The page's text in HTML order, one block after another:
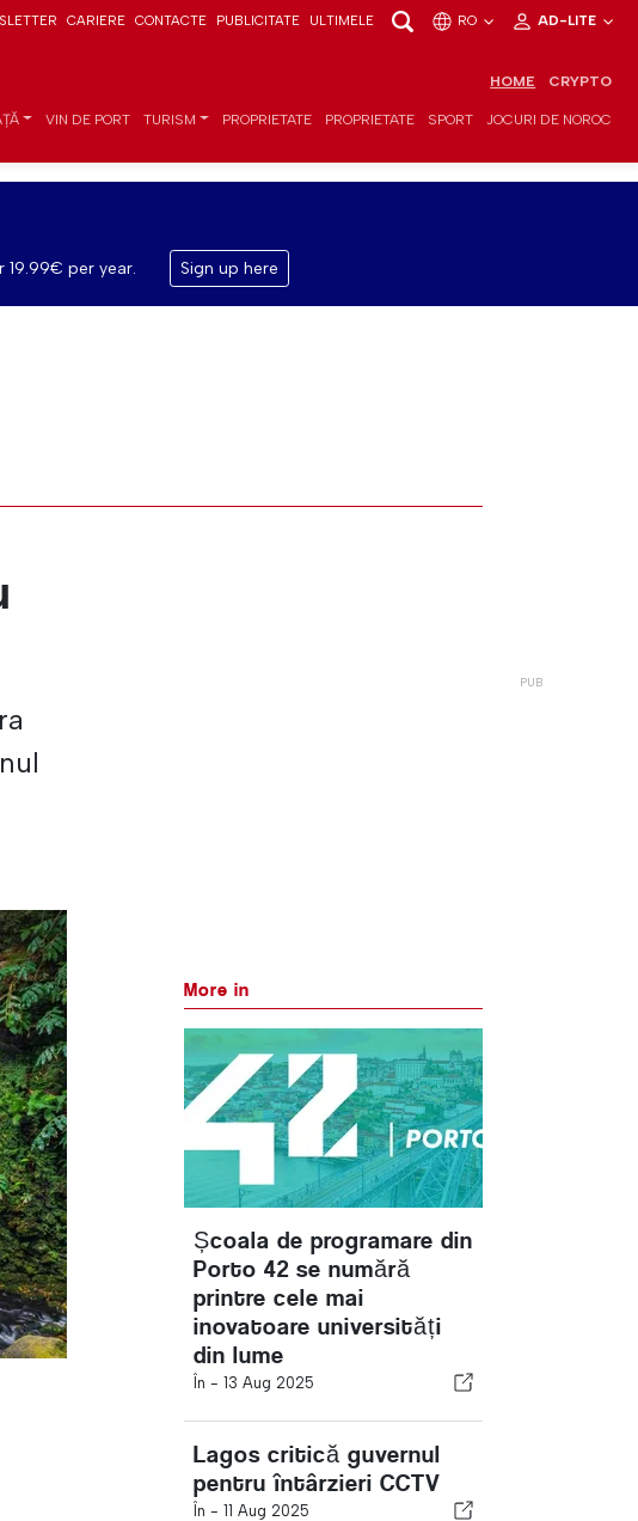
CARIERE CONTACTE PUBLICITATE ULTIMELE RO AD-LITE
HOME CRYPTO
VIN DE PORT TURISM PROPRIETATE PROPRIETATE SPORT JOCURI DE NOROC
19.99€ per year. Sign up here
More in
Școala de programare din
Porto 42 se numără
printre cele mai
inovatoare universități
din lume
În - 13 Aug 2025
Lagos critică guvernul
pentru întârzieri CCTV
În - 11 Aug 2025